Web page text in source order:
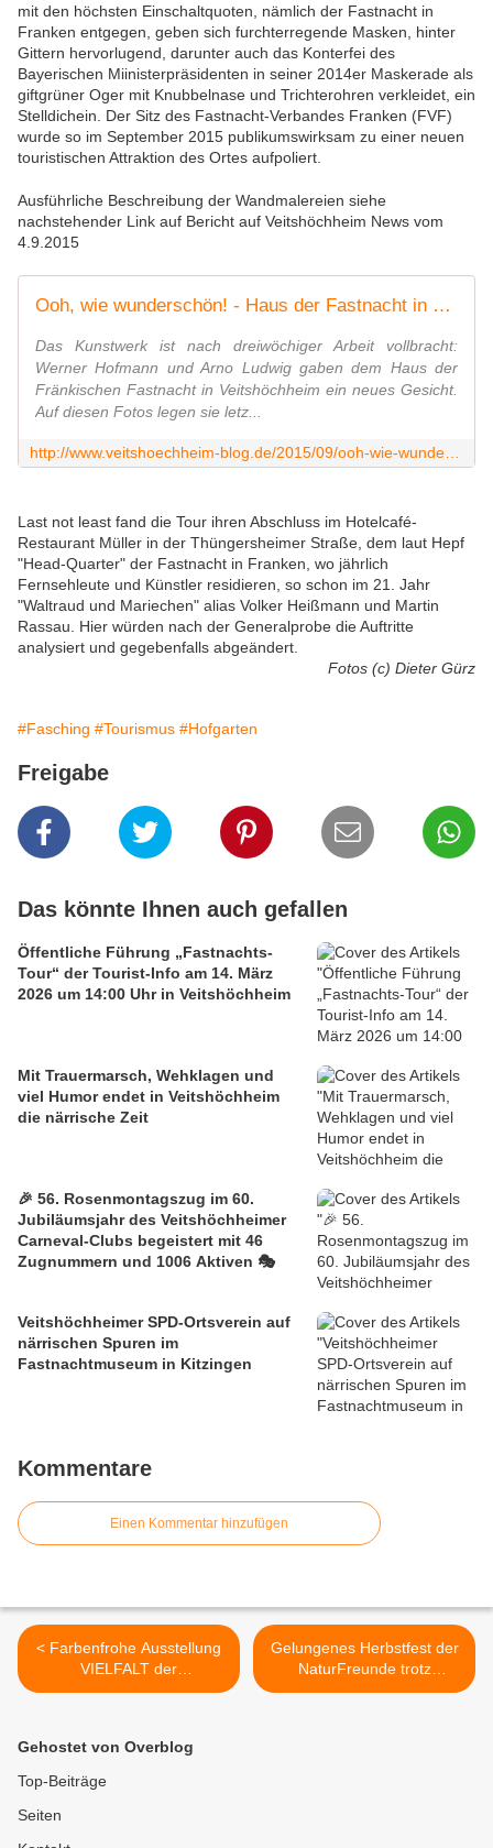
mit den höchsten Einschaltquoten, nämlich der Fastnacht in
Franken entgegen, geben sich furchterregende Masken, hinter
Gittern hervorlugend, darunter auch das Konterfei des
Bayerischen Miinisterpräsidenten in seiner 2014er Maskerade als
giftgrüner Oger mit Knubbelnase und Trichterohren verkleidet, ein
Stelldichein. Der Sitz des Fastnacht-Verbandes Franken (FVF)
wurde so im September 2015 publikumswirksam zu einer neuen
touristischen Attraktion des Ortes aufpoliert.
Ausführliche Beschreibung der Wandmalereien siehe
nachstehender Link auf Bericht auf Veitshöchheim News vom
4.9.2015
Ooh, wie wunderschön! - Haus der Fastnacht in Veitshöchheim erstrahlt neu mit allseits bekannten Gesichtern - Eine neue touristische Attraktion - Veitshöchheim News
Das Kunstwerk ist nach dreiwöchiger Arbeit vollbracht:
Werner Hofmann und Arno Ludwig gaben dem Haus der
Fränkischen Fastnacht in Veitshöchheim ein neues Gesicht.
Auf diesen Fotos legen sie letz...
Last not least fand die Tour ihren Abschluss im Hotelcafé-
Restaurant Müller in der Thüngersheimer Straße, dem laut Hepf
"Head-Quarter" der Fastnacht in Franken, wo jährlich
Fernsehleute und Künstler residieren, so schon im 21. Jahr
"Waltraud und Mariechen" alias Volker Heißmann und Martin
Rassau. Hier würden nach der Generalprobe die Auftritte
analysiert und gegebenfalls abgeändert.
Fotos (c) Dieter Gürz
#Fasching #Tourismus #Hofgarten
Freigabe
Das könnte Ihnen auch gefallen
Öffentliche Führung „Fastnachts-
Tour“ der Tourist-Info am 14. März
2026 um 14:00 Uhr in Veitshöchheim
Mit Trauermarsch, Wehklagen und
viel Humor endet in Veitshöchheim
die närrische Zeit
🎉 56. Rosenmontagszug im 60.
Jubiläumsjahr des Veitshöchheimer
Carneval-Clubs begeistert mit 46
Zugnummern und 1006 Aktiven 🎭
Veitshöchheimer SPD-Ortsverein auf
närrischen Spuren im
Fastnachtmuseum in Kitzingen
Kommentare
Einen Kommentar hinzufügen
< Farbenfrohe Ausstellung
VIELFALT der
Veitshöchheimer Künstlerin
Rahmen des Landkreis-
Kulturherbstes
Gelungenes Herbstfest der
NaturFreunde trotz
Regenwetter - Die Kartoffel
Gehostet von Overblog
Top-Beiträge
Seiten